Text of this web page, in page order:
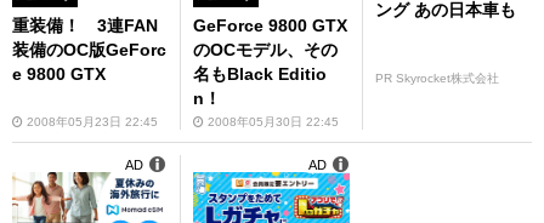
重装備！ 3連FAN
装備のOC版GeForc
e 9800 GTX
2008年05月23日 22:45
GeForce 9800 GTX
のOCモデル、その
名もBlack Editio
n！
2008年05月30日 22:45
ング あの日本車も
PR Skyrocket株式会社
AD AD